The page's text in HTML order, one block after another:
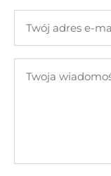
adres
mail
wiadomość